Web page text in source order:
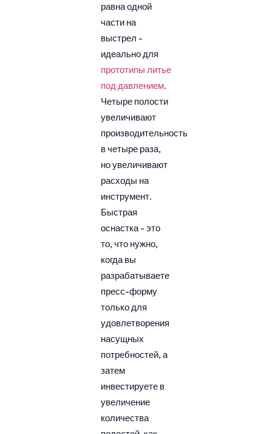
равна одной
части на
выстрел -
идеально для
прототипы литье
под давлением.
Четыре полости
увеличивают
производительность
в четыре раза,
но увеличивают
расходы на
инструмент.
Быстрая
оснастка - это
то, что нужно,
когда вы
разрабатываете
пресс-форму
только для
удовлетворения
насущных
потребностей, а
затем
инвестируете в
увеличение
количества